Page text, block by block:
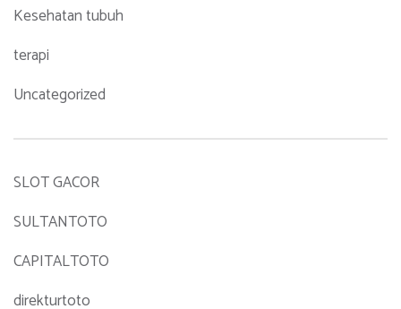
Kesehatan tubuh
terapi
Uncategorized
SLOT GACOR
SULTANTOTO
CAPITALTOTO
direkturtoto